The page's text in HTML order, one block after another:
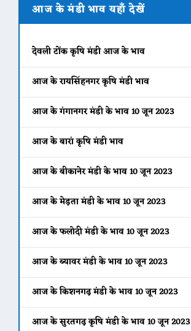
आज के मंडी भाव यहाँ देखें
देवली टोंक कृषि मंडी आज के भाव
आज के रायसिंहनगर कृषि मंडी भाव
आज के गंगानगर मंडी के भाव 10 जून 2023
आज के बारां कृषि मंडी भाव
आज के बीकानेर मंडी के भाव 10 जून 2023
आज के मेड़ता मंडी के भाव 10 जून 2023
आज के फलोदी मंडी के भाव 10 जून 2023
आज के ब्यावर मंडी के भाव 10 जून 2023
आज के किशनगढ़ मंडी के भाव 10 जून 2023
आज के सुरतगढ़ कृषि मंडी के भाव 10 जून 2023